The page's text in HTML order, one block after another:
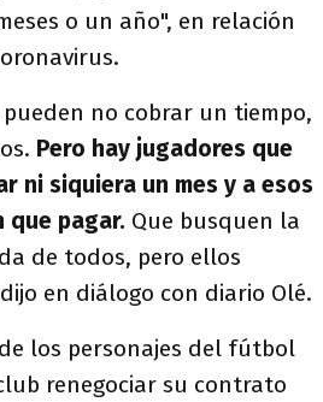
o un año", en relación
no cobrar un tiempo,
Pero hay jugadores que
ni siquiera un mes y a esos
que pagar. Que busquen la
de todos, pero ellos
en diálogo con diario Olé.
los personajes del fútbol
renegociar su contrato